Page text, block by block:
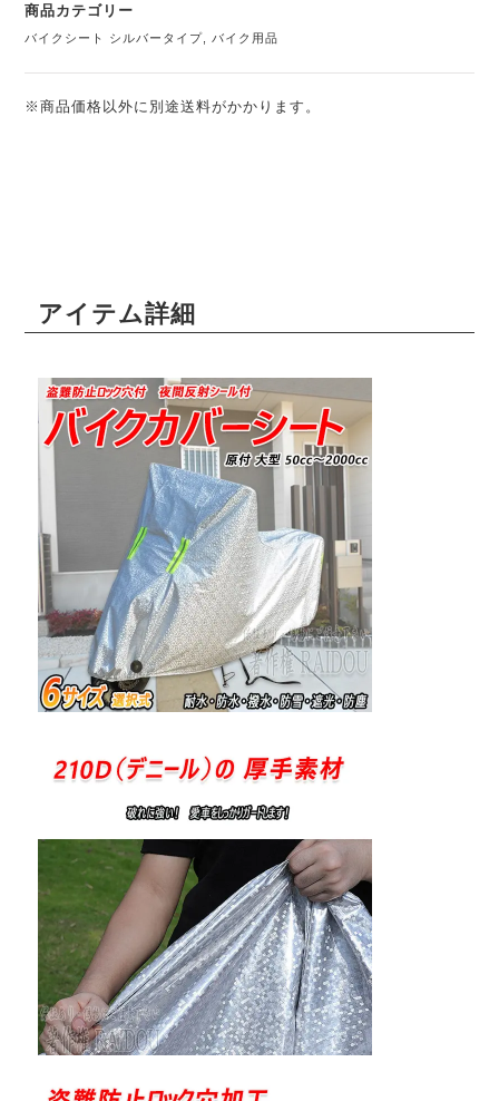
商品カテゴリー
バイクシート シルバータイプ バイク用品
※商品価格以外に別途送料がかかります。
アイテム詳細